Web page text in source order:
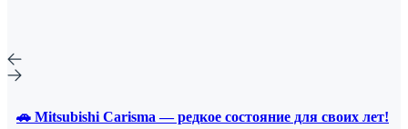
🚗 Mitsubishi Carisma — редкое состояние для своих лет!